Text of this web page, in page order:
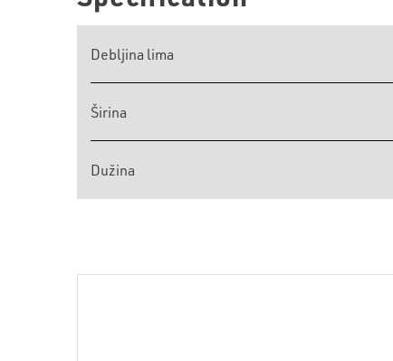
Debljina lima
Širina
Dužina